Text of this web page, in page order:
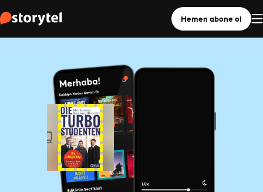
Hemen abone ol